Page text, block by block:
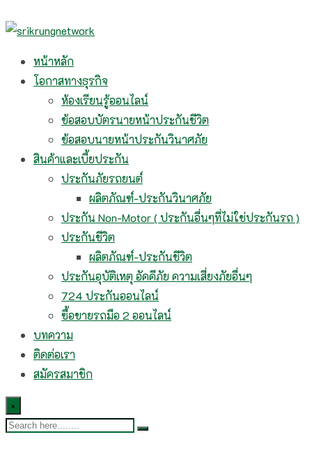
หน้าหลัก
โอกาสทางธุรกิจ
ห้องเรียนรู้ออนไลน์
ข้อสอบบัตรนายหน้าประกันชีวิต
ข้อสอบนายหน้าประกันวินาศภัย
สินค้าและเบี้ยประกัน
ประกันภัยรถยนต์
ผลิตภัณฑ์-ประกันวินาศภัย
ประกัน Non-Motor ( ประกันอื่นๆที่ไม่ใช่ประกันรถ )
ประกันชีวิต
ผลิตภัณฑ์-ประกันชีวิต
ประกันอุบัติเหตุ อัคคีภัย ความเสี่ยงภัยอื่นๆ
724 ประกันออนไลน์
ซื้อขายรถมือ 2 ออนไลน์
บทความ
ติดต่อเรา
สมัครสมาชิก
×